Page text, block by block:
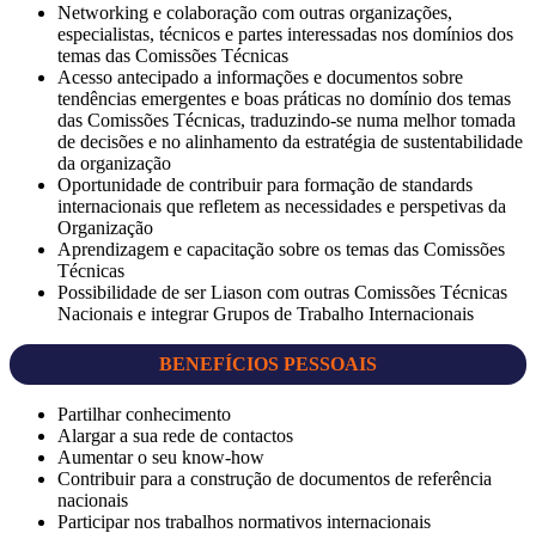
Networking e colaboração com outras organizações,
especialistas, técnicos e partes interessadas nos domínios dos
temas das Comissões Técnicas
Acesso antecipado a informações e documentos sobre
tendências emergentes e boas práticas no domínio dos temas
das Comissões Técnicas, traduzindo-se numa melhor tomada
de decisões e no alinhamento da estratégia de sustentabilidade
da organização
Oportunidade de contribuir para formação de standards
internacionais que refletem as necessidades e perspetivas da
Organização
Aprendizagem e capacitação sobre os temas das Comissões
Técnicas
Possibilidade de ser Liason com outras Comissões Técnicas
Nacionais e integrar Grupos de Trabalho Internacionais
BENEFÍCIOS PESSOAIS
Partilhar conhecimento
Alargar a sua rede de contactos
Aumentar o seu know-how
Contribuir para a construção de documentos de referência
nacionais
Participar nos trabalhos normativos internacionais